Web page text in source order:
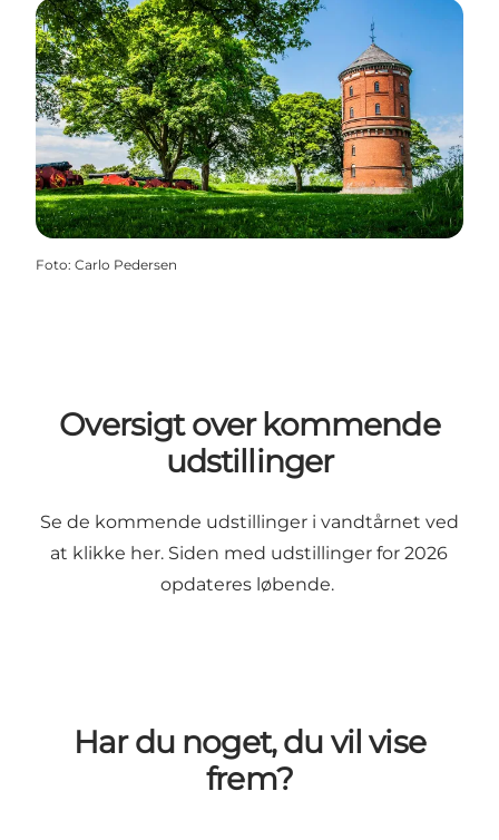
Foto: Carlo Pedersen
Oversigt over kommende
udstillinger
Se de kommende udstillinger i vandtårnet ved
at klikke her. Siden med udstillinger for 2026
opdateres løbende.
Har du noget, du vil vise
frem?